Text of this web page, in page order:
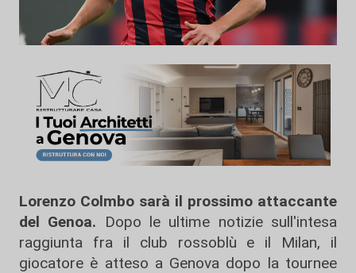
Lorenzo Colmbo sarà il prossimo attaccante
del Genoa.
Dopo le ultime notizie sull'intesa
raggiunta fra il club rossoblù e il Milan, il
giocatore è atteso a Genova dopo la tournee